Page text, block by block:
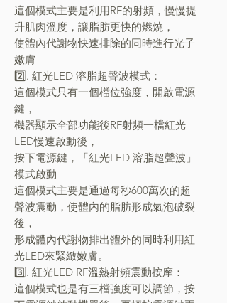
這個模式主要是利用RF的射頻，慢慢提
升肌肉溫度，讓脂肪更快的燃燒，
使體內代謝物快速排除的同時進行光子
嫩膚
2️⃣. 紅光LED 溶脂超聲波模式：
這個模式只有一個檔位強度，開啟電源
鍵，
機器顯示全部功能後RF射頻一檔紅光
LED慢速啟動後，
按下電源鍵，「紅光LED 溶脂超聲波」
模式啟動
這個模式主要是通過每秒600萬次的超
聲波震動，使體內的脂肪形成氣泡破裂
後，
形成體內代謝物排出體外的同時利用紅
光LED來緊緻嫩膚。
3️⃣. 紅光LED RF溫熱射頻震動按摩：
這個模式也是有三檔強度可以調節，按